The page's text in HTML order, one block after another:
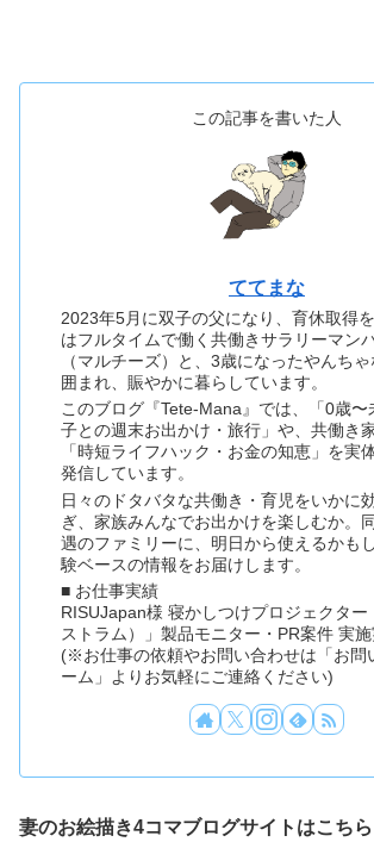
この記事を書いた人
ててまな
2023年5月に双子の父になり、育休取得
はフルタイムで働く共働きサラリーマン
（マルチーズ）と、3歳になったやんち
囲まれ、賑やかに暮らしています。
このブログ『Tete-Mana』では、「0歳〜
子との週末お出かけ・旅行」や、共働き
「時短ライフハック・お金の知恵」を実
発信しています。
日々のドタバタな共働き・育児をいかに
ぎ、家族みんなでお出かけを楽しむか。
遇のファミリーに、明日から使えるかも
験ベースの情報をお届けします。
■ お仕事実績
RISUJapan様 寝かしつけプロジェクター
ストラム）」製品モニター・PR案件 実施
(※お仕事の依頼やお問い合わせは「お問
ーム」よりお気軽にご連絡ください)
妻のお絵描き4コマブログサイトはこちら